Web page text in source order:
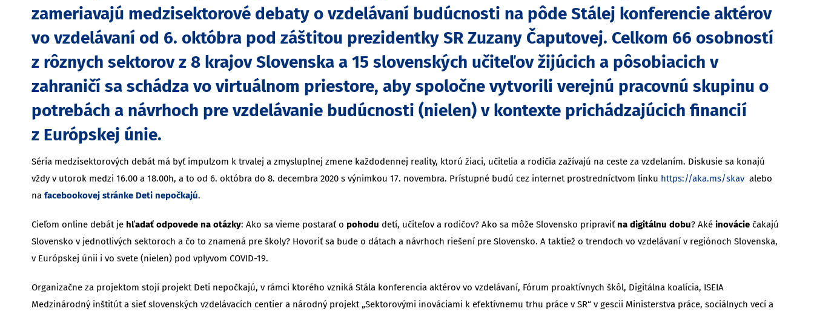
zameriavajú medzisektorové debaty o vzdelávaní budúcnosti na pôde Stálej konferencie aktérov
vo vzdelávaní od 6. októbra pod záštitou prezidentky SR Zuzany Čaputovej. Celkom 66 osobností
z rôznych sektorov z 8 krajov Slovenska a 15 slovenských učiteľov žijúcich a pôsobiacich v
zahraničí sa schádza vo virtuálnom priestore, aby spoločne vytvorili verejnú pracovnú skupinu o
potrebách a návrhoch pre vzdelávanie budúcnosti (nielen) v kontexte prichádzajúcich financií
z Európskej únie.
Séria medzisektorových debát má byť impulzom k trvalej a zmysluplnej zmene každodennej reality, ktorú žiaci, učitelia a rodičia zažívajú na ceste za vzdelaním. Diskusie sa konajú
vždy v utorok medzi 16.00 a 18.00h, a to od 6. októbra do 8. decembra 2020 s výnimkou 17. novembra. Prístupné budú cez internet prostredníctvom linku https://aka.ms/skav alebo
na facebookovej stránke Deti nepočkajú.
Cieľom online debát je hľadať odpovede na otázky: Ako sa vieme postarať o pohodu detí, učiteľov a rodičov? Ako sa môže Slovensko pripraviť na digitálnu dobu? Aké inovácie čakajú
Slovensko v jednotlivých sektoroch a čo to znamená pre školy? Hovoriť sa bude o dátach a návrhoch riešení pre Slovensko. A taktiež o trendoch vo vzdelávaní v regiónoch Slovenska,
v Európskej únii i vo svete (nielen) pod vplyvom COVID-19.
Organizačne za projektom stojí projekt Deti nepočkajú, v rámci ktorého vzniká Stála konferencia aktérov vo vzdelávaní, Fórum proaktívnych škôl, Digitálna koalícia, ISEIA
Medzinárodný inštitút a sieť slovenských vzdelávacích centier a národný projekt „Sektorovými inováciami k efektívnemu trhu práce v SR“ v gescii Ministerstva práce, sociálnych vecí a